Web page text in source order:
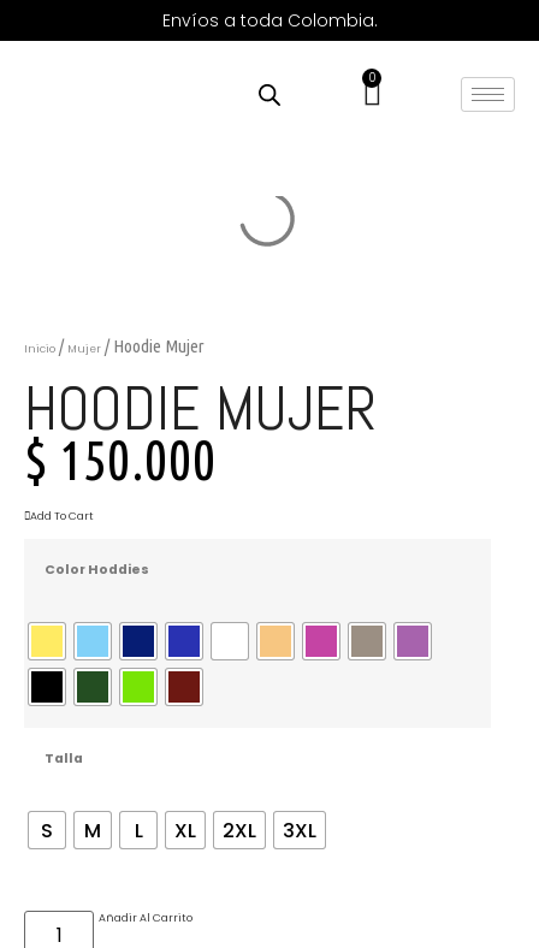
Envíos a toda Colombia.
0
Inicio / Mujer / Hoodie Mujer
HOODIE MUJER
$ 150.000
Add To Cart
Color Hoddies
Talla
S M L XL 2XL 3XL
Añadir Al Carrito